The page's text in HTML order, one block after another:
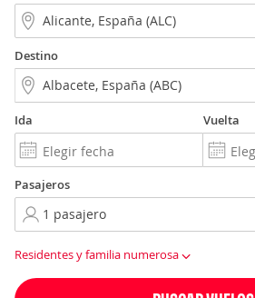
Destino
Ida Vuelta
Pasajeros
Residentes y familia numerosa